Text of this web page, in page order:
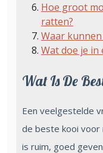
Hoe groot
ratten?
Waar
Wat doe je in
Wat Is De
Een veelgestelde
de beste kooi
is ruim, goed